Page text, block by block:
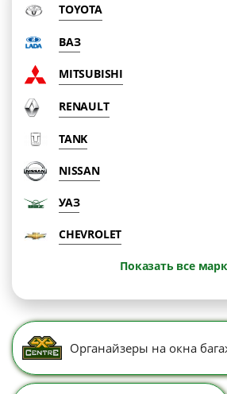
TOYOTA
ВАЗ
MITSUBISHI
RENAULT
TANK
NISSAN
УАЗ
CHEVROLET
Показать все
Органайзеры на окна